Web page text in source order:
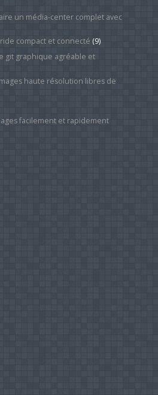
un média-center complet avec
compact et connecté (9)
git graphique agréable et
haute résolution libres de
facilement et rapidement